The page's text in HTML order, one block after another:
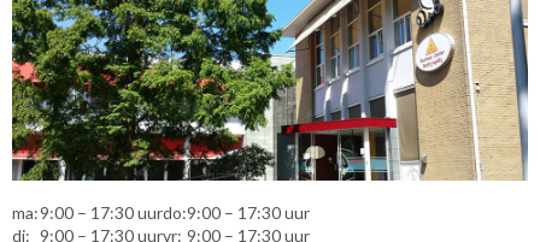
ma:
di:
9:00 – 17:30 uur
9:00 – 17:30 uur
do:
vr:
9:00 – 17:30 uur
9:00 – 17:30 uur